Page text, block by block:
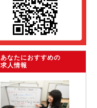
あなたにおすすめの
求人情報